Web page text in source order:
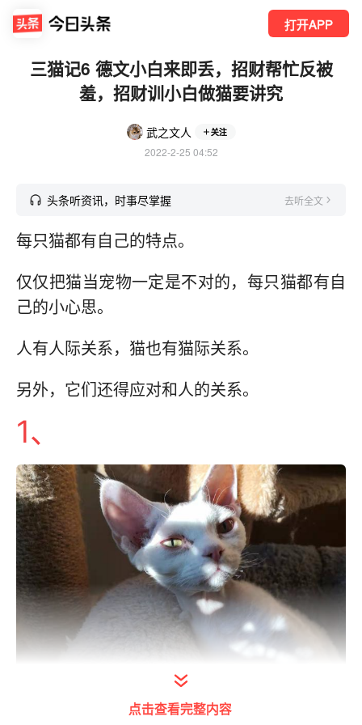
打开APP
三猫记6 德文小白来即丢，招财帮忙反被
羞，招财训小白做猫要讲究
武之文人 关注
2022-2-25 04:52
头条听资讯，时事尽掌握 去听全文
每只猫都有自己的特点。
仅仅把猫当宠物一定是不对的，每只猫都有自
己的小心思。
人有人际关系，猫也有猫际关系。
另外，它们还得应对和人的关系。
1、
点击查看完整内容